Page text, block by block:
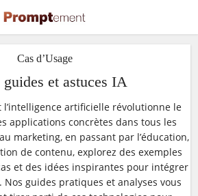
Cas d’Usage
guides et astuces IA
l’intelligence artificielle révolutionne le
applications concrètes dans tous les
marketing, en passant par l’éducation,
de contenu, explorez des exemples
et des idées inspirantes pour intégrer
Nos guides pratiques et analyses vous